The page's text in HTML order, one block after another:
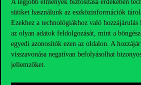
A legjobb élmények biztosítása érdekében
sütiket használunk az eszközinformációk
Ezekhez a technológiákhoz való hozzájárulás
az olyan adatok feldolgozását, mint a
egyedi azonosítók ezen az oldalon. A
visszavonása negatívan befolyásolhat
jellemzőket.
Elérhetőségek
Telefonszám: